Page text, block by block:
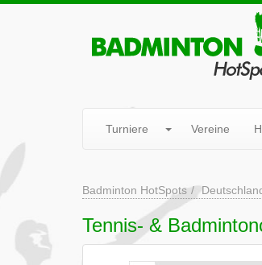
Turniere Vereine
Badminton HotSpots
Tennis- &